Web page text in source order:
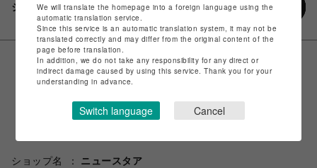
シェアする
ショップ名
ニュースタア
We will translate the homepage into a foreign language using the
automatic translation service.
Since this service is an automatic translation system, it may not be
translated correctly and may differ from the original content of the
page before translation.
In addition, we do not take any responsibility for any direct or
indirect damage caused by using this service. Thank you for your
understanding in advance.
Switch language Cancel